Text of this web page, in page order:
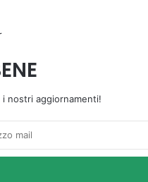
nostri aggiornamenti!